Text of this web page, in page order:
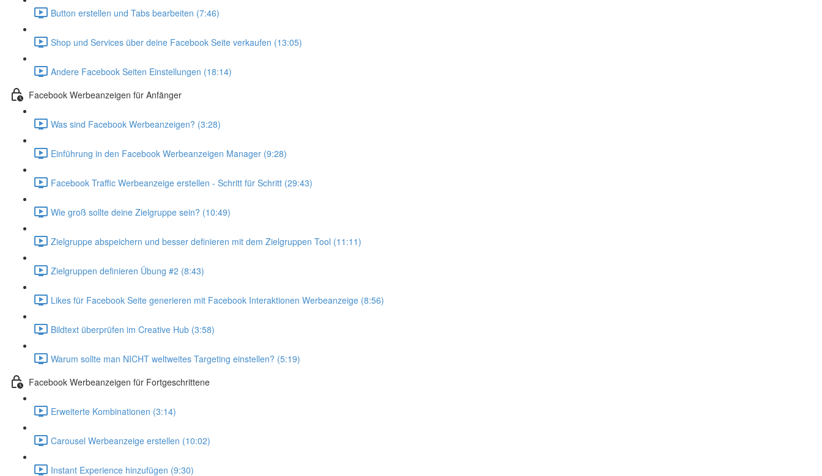
Button erstellen und Tabs bearbeiten (7:46)
Shop und Services über deine Facebook Seite verkaufen (13:05)
Andere Facebook Seiten Einstellungen (18:14)
Facebook Werbeanzeigen für Anfänger
Was sind Facebook Werbeanzeigen? (3:28)
Einführung in den Facebook Werbeanzeigen Manager (9:28)
Facebook Traffic Werbeanzeige erstellen - Schritt für Schritt (29:43)
Wie groß sollte deine Zielgruppe sein? (10:49)
Zielgruppe abspeichern und besser definieren mit dem Zielgruppen Tool (11:11)
Zielgruppen definieren Übung #2 (8:43)
Likes für Facebook Seite generieren mit Facebook Interaktionen Werbeanzeige (8:56)
Bildtext überprüfen im Creative Hub (3:58)
Warum sollte man NICHT weltweites Targeting einstellen? (5:19)
Facebook Werbeanzeigen für Fortgeschrittene
Erweiterte Kombinationen (3:14)
Carousel Werbeanzeige erstellen (10:02)
Instant Experience hinzufügen (9:30)